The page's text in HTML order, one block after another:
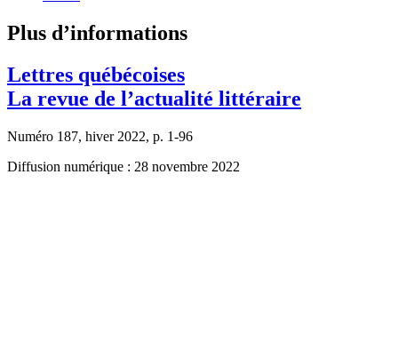
Plus d’informations
Lettres québécoises
La revue de l’actualité littéraire
Numéro 187, hiver 2022, p. 1-96
Diffusion numérique : 28 novembre 2022